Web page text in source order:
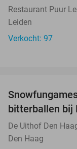
Restaurant Puur
Leiden
Verkocht: 97
bitterballen bij
De Uithof Den
Den Haag